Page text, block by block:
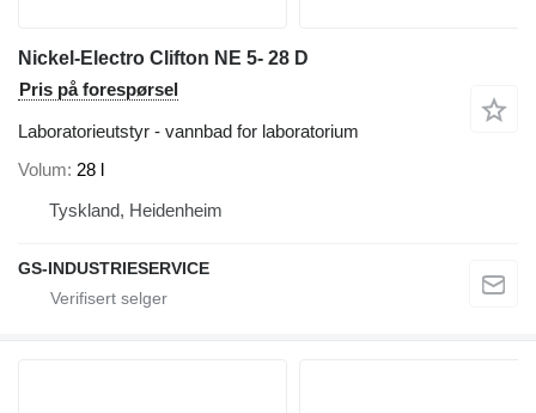
Nickel-Electro Clifton NE 5- 28 D
Pris på forespørsel
Laboratorieutstyr - vannbad for laboratorium
Volum 28 l
Tyskland, Heidenheim
GS-INDUSTRIESERVICE